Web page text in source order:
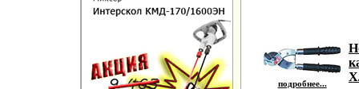
подробнее...